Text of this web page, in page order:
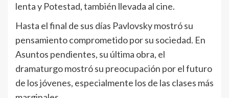
lenta y Potestad, también llevada al cine.
Hasta el final de sus días Pavlovsky mostró su
pensamiento comprometido por su sociedad. En
Asuntos pendientes, su última obra, el
dramaturgo mostró su preocupación por el futuro
de los jóvenes, especialmente los de las clases más